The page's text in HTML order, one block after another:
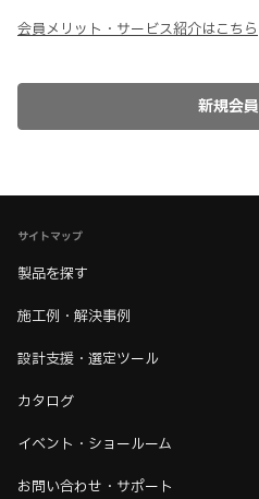
会員メリット・サービス紹介はこちら
サイトマップ
製品を探す
施工例・解決事例
設計支援・選定ツール
カタログ
イベント・ショールーム
お問い合わせ・サポート